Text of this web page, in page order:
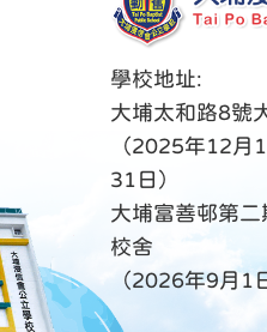
學校地址:
大埔太和路8號
（2025年12月
31日）
大埔富善邨第
校舍
（2026年9月1